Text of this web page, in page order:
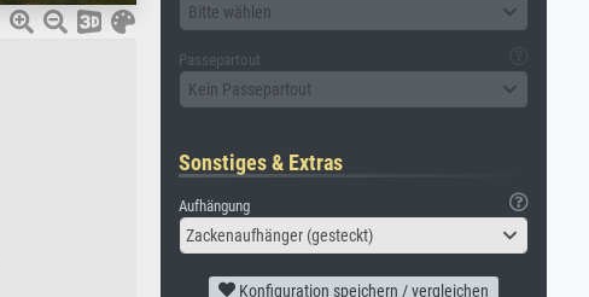
Bitte wählen
Passepartout
Kein Passepartout
Sonstiges & Extras
Aufhängung
Zackenaufhänger (gesteckt)
Konfiguration speichern / vergleichen